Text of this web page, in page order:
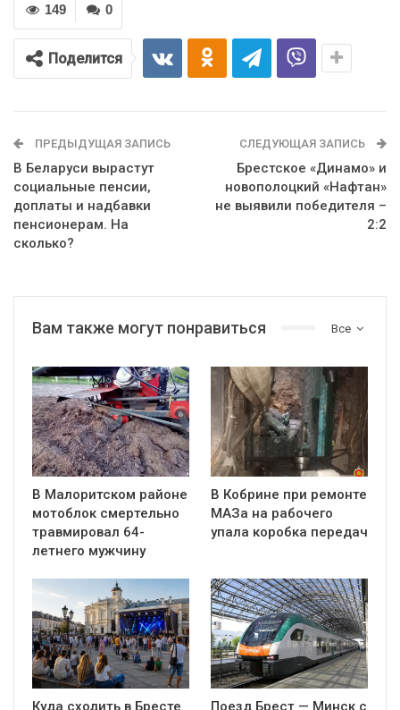
0
149
Поделится
ПРЕДЫДУЩАЯ ЗАПИСЬ
В Беларуси вырастут
социальные пенсии,
доплаты и надбавки
пенсионерам. На
сколько?
СЛЕДУЮЩАЯ ЗАПИСЬ
Брестское «Динамо» и
новополоцкий «Нафтан»
не выявили победителя –
2:2
Все
Вам также могут понравиться
В Малоритском районе
мотоблок смертельно
травмировал 64-
летнего мужчину
В Кобрине при ремонте
МАЗа на рабочего
упала коробка передач
Куда сходить в Бресте Поезд Брест — Минск с